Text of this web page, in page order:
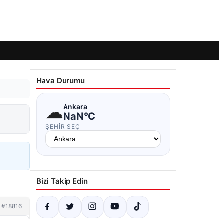
#18816
Hava Durumu
☁Ankara
NaN°C
ŞEHIR SEÇ
Bizi Takip Edin